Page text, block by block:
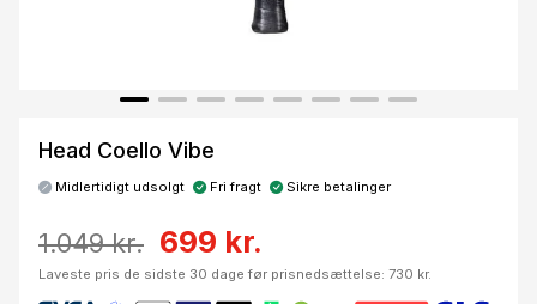
Head Coello Vibe
Midlertidigt udsolgt Fri fragt Sikre betalinger
1.049 kr. 699 kr.
Laveste pris de sidste 30 dage før prisnedsættelse: 730 kr.